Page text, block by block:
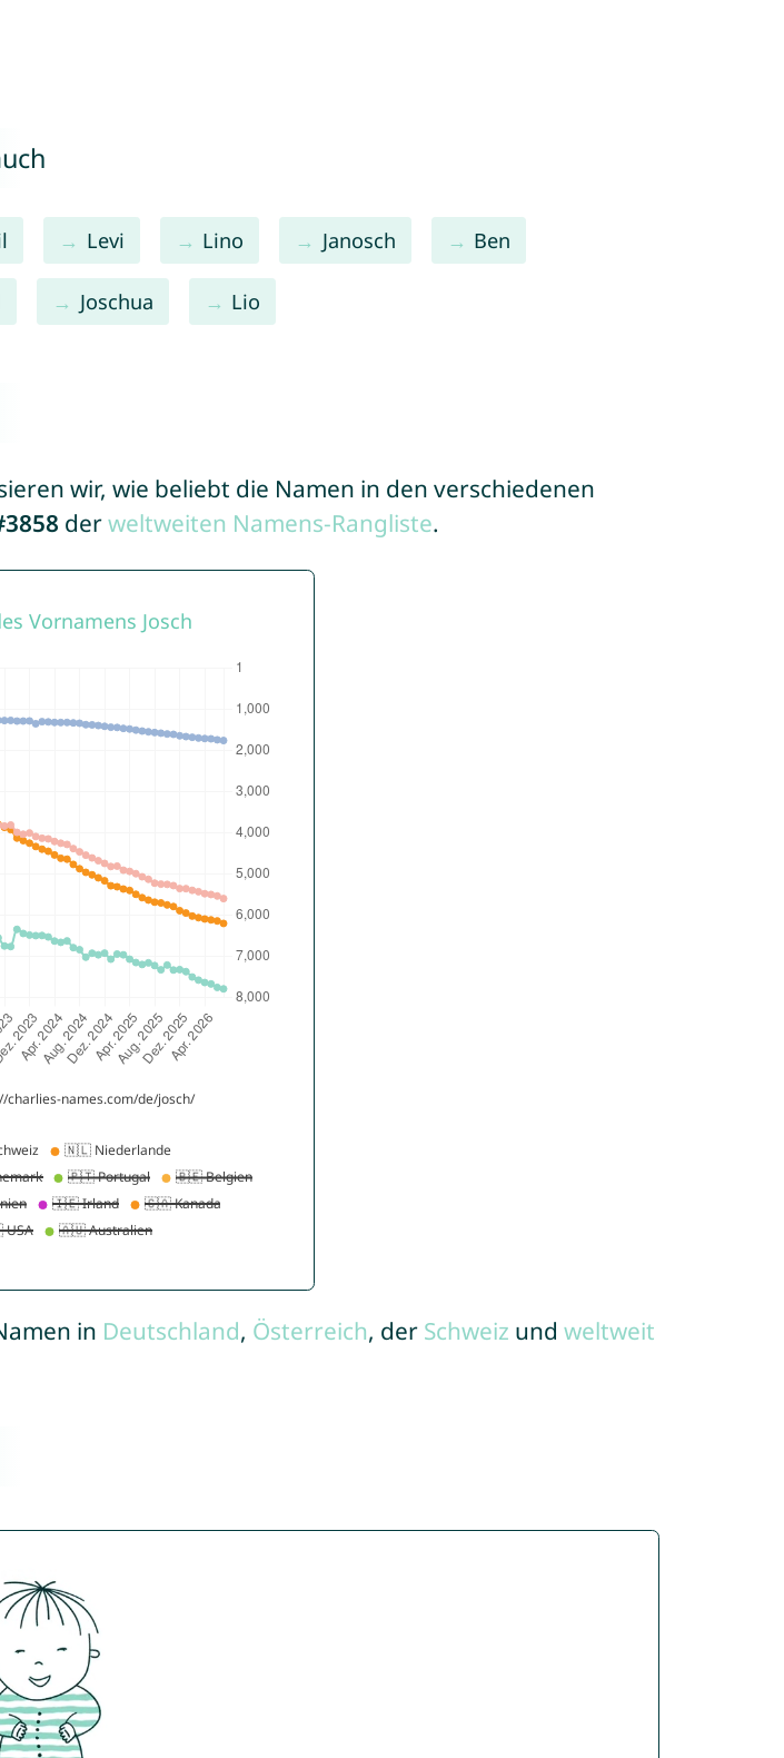
Levi Lino Janosch Ben
Joschua Lio
wir, wie beliebt die Namen in den verschiedenen
derweltweiten Namens-Rangliste.
in Deutschland, Österreich, der Schweiz und weltweit